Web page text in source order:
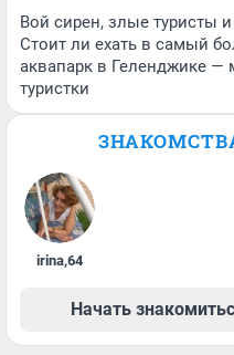
Вой сирен, злые туристы и
Стоит ли ехать в самый
аквапарк в Геленджике —
туристки
irina,64
Начать